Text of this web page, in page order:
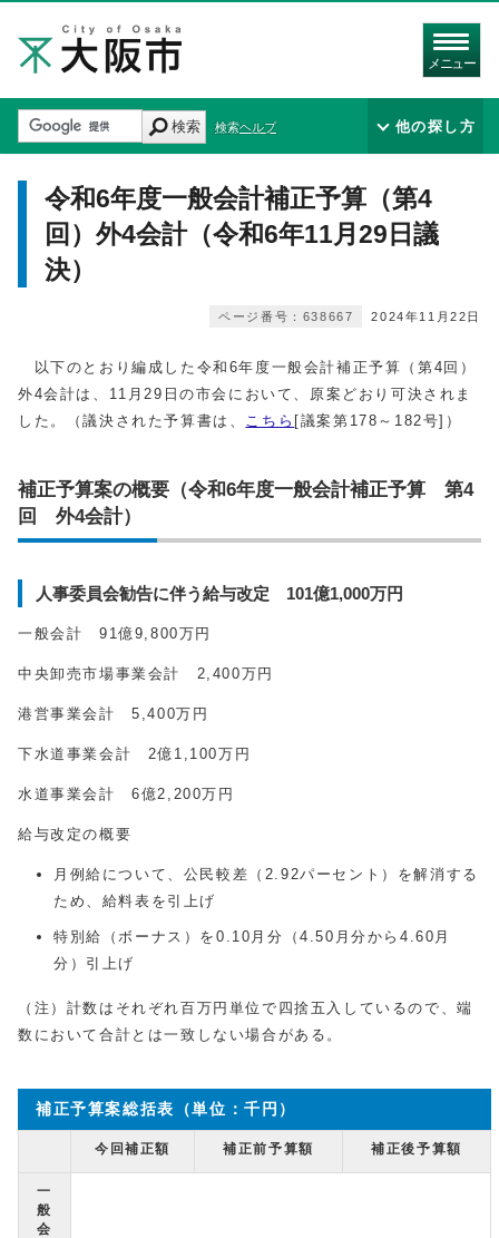
メニュー
検索 検索ヘルプ 他の探し方
令和6年度一般会計補正予算（第4
回）外4会計（令和6年11月29日議
決）
2024年11月22日
ページ番号：638667
以下のとおり編成した令和6年度一般会計補正予算（第4回）
外4会計は、11月29日の市会において、原案どおり可決されま
した。（議決された予算書は、 こちら [議案第178～182号]）
補正予算案の概要（令和6年度一般会計補正予算 第4
回 外4会計）
人事委員会勧告に伴う給与改定 101億1,000万円
一般会計 91億9,800万円
中央卸売市場事業会計 2,400万円
港営事業会計 5,400万円
下水道事業会計 2億1,100万円
水道事業会計 6億2,200万円
給与改定の概要
月例給について、公民較差（2.92パーセント）を解消する
ため、給料表を引上げ
特別給（ボーナス）を0.10月分（4.50月分から4.60月
分）引上げ
（注）計数はそれぞれ百万円単位で四捨五入しているので、端
数において合計とは一致しない場合がある。
補正予算案総括表（単位：千円）
今回補正額 補正前予算額 補正後予算額
一
般
会